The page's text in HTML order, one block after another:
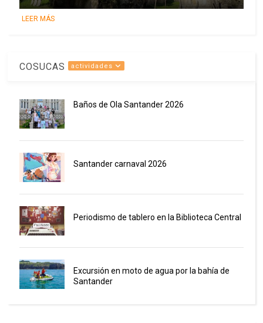
LEER MÁS
COSUCAS actividades
Baños de Ola Santander 2026
Santander carnaval 2026
Periodismo de tablero en la Biblioteca Central
Excursión en moto de agua por la bahía de
Santander